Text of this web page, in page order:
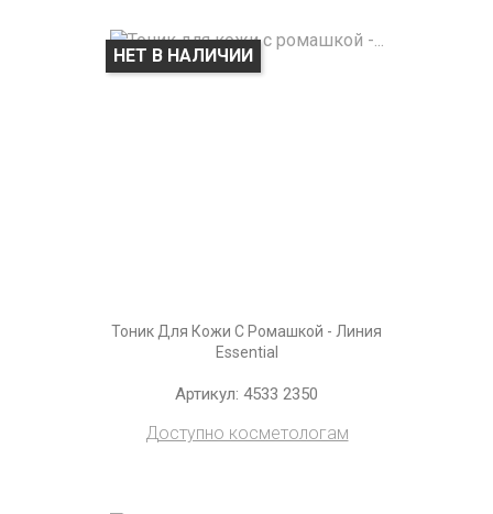
Тоник Для Кожи С Ромашкой - Линия
Essential
Артикул: 4533 2350
Доступно косметологам
НЕТ В НАЛИЧИИ